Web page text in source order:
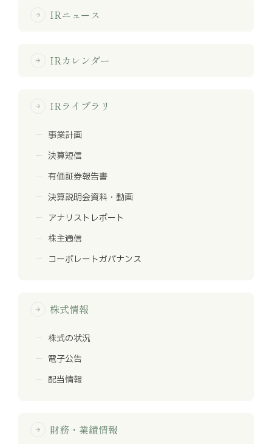
arrow_forward IRニュース
arrow_forward IRカレンダー
arrow_forward IRライブラリ
事業計画
決算短信
有価証券報告書
決算説明会資料・動画
アナリストレポート
株主通信
コーポレートガバナンス
arrow_forward 株式情報
株式の状況
電子公告
配当情報
arrow_forward 財務・業績情報